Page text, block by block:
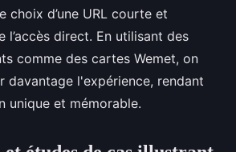
choix d’une URL courte et
l’accès direct. En utilisant des
comme des cartes Wemet, on
davantage l'expérience, rendant
unique et mémorable.